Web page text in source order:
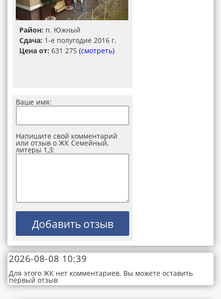
Район: п. Южный
Сдача: 1-е полугодие 2016 г.
Цена от: 631 275 (смотреть)
Ваше имя:
Напишите свой комментарий
или отзыв о ЖК Семейный,
литеры 1,3:
2026-08-08 10:39
Для этого ЖК нет комментариев. Вы можете оставить
первый отзыв